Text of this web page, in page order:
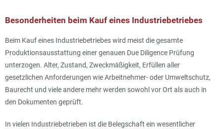
Besonderheiten beim Kauf eines Industriebetriebes
Beim Kauf eines Industriebetriebes wird meist die gesamte
Produktionsausstattung einer genauen Due Diligence Prüfung
unterzogen. Alter, Zustand, Zweckmäßigkeit, Erfüllen aller
gesetzlichen Anforderungen wie Arbeitnehmer- oder Umweltschutz,
Baurecht und viele andere mehr werden sowohl vor Ort als auch in
den Dokumenten geprüft.
In vielen Industriebetrieben ist die Belegschaft ein wesentlicher